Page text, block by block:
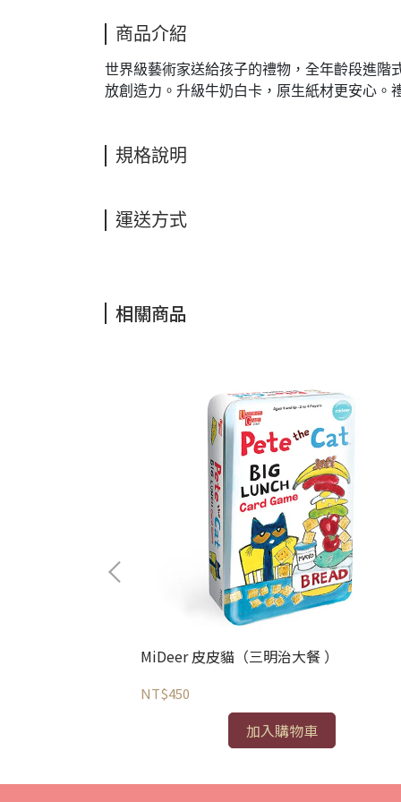
商品介紹
世界級藝術家送給孩子的禮物，全年齡段進階
放創造力。升級牛奶白卡，原生紙材更安心。
規格說明
運送方式
相關商品
MiDeer 皮皮貓（三明治大餐 ）
NT$450
加入購物車